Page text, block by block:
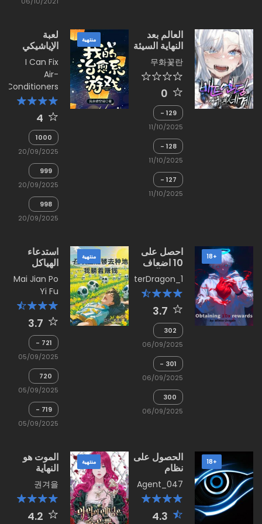
العالم بعد
النهاية السيئة
무화꽃란
0
129 -
وعد
بمواعدة
11/10/2025
128 -
السيناريو
لا
يتوقف
11/10/2025
127 -
الهروب
الدرامي
11/10/2025
منتهية
لعبة
الإياشيكي
الخاص بي
I Can Fix
Air-
Conditioners
4
1000
-
النهاية
20/09/2025
999
-
الشمس
تشرق
20/09/2025
998
-
شكرا
20/09/2025
+18
احصل على
10 اضعاف
المكافآت!
تجسدت في
رواية
كشخصية
ثانوية!
WinterDragon_1
3.7
302
-
المدينة
الشيطانية
06/09/2025
301 -
القوات
06/09/2025
300
-
معضلة
06/09/2025
منتهية
استدعاء
الهياكل
العظمية
للزراعة،
أرباحي تأتي
وأنا مستلق
Mai Jian Po
Yi Fu
3.7
721 -
النهاية
05/09/2025
720
- فلاح
جيد
05/09/2025
719 -
كشف
الهوية
05/09/2025
+18
الحصول على
نظام
تكنولوجيا في
العصر
الحديث
Agent_047
4.3
منتهية
الموت هو
النهاية
الوحيدة
للشرير
권겨을
4.2